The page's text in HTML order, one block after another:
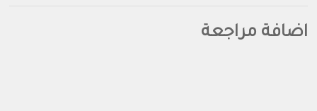
اضافة مراجعة